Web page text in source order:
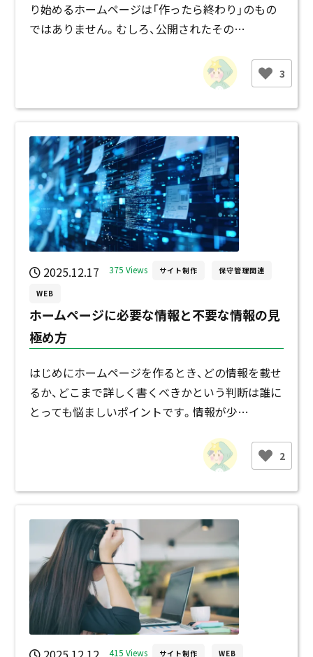
り始めるホームページは「作ったら終わり」のもの
ではありません。むしろ、公開されたその…
3
2025.12.17 375 Views サイト制作 保守管理関連
WEB
ホームページに必要な情報と不要な情報の見
極め方
はじめにホームページを作るとき、どの情報を載せ
るか、どこまで詳しく書くべきかという判断は誰に
とっても悩ましいポイントです。情報が少…
2
415 Views サイト制作 WEB